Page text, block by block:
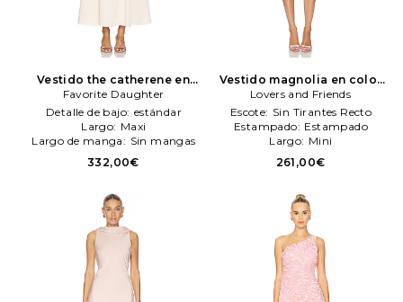
Vestido the catherene en
color rubor Favorite
Daughter
Favorite Daughter
Detalle de bajo: estándar
Largo: Maxi
Largo de manga: Sin mangas
332,00€
Vestido magnolia en color
rosado Lovers and Friends
Lovers and Friends
Escote: Sin Tirantes Recto
Estampado: Estampado
Largo: Mini
261,00€